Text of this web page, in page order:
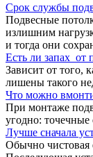
Срок службы
Подвесные
излишним
и тогда они
Есть ли запах от
Зависит от того,
лишены такого
Что можно
При монтаже
угодно:
Лучше сначала
Обычно чистовая